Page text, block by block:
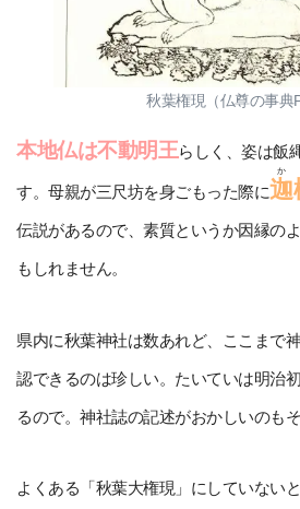
秋葉権現（仏尊の事典
本地仏は不動明王らしく、姿は飯
す。母親が三尺坊を身ごもった際に迦
か
伝説があるので、素質というか因縁の
もしれません。
県内に秋葉神社は数あれど、ここまで
認できるのは珍しい。たいていは明治
るので。神社誌の記述がおかしいのも
よくある「秋葉大権現」にしていない